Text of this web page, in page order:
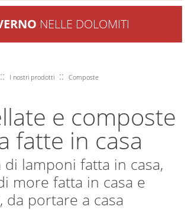
NELLE DOLOMITI
:: I nostri prodotti :: Composte
e composte
fatte in casa
di lamponi fatta in casa,
more fatta in casa e
da portare a casa